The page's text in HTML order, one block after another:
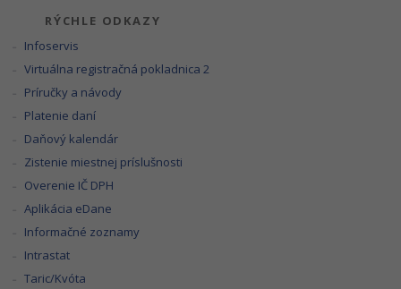
RÝCHLE ODKAZY
Infoservis
Virtuálna registračná pokladnica 2
Príručky a návody
Platenie daní
Daňový kalendár
Zistenie miestnej príslušnosti
Overenie IČ DPH
Aplikácia eDane
Informačné zoznamy
Intrastat
Taric/Kvóta